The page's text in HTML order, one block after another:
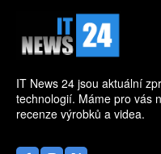
IT News 24 jsou aktuální
technologií. Máme pro vás
recenze výrobků a videa.